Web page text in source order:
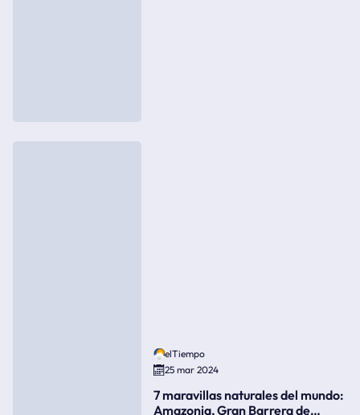
elTiempo
25 mar 2024
7 maravillas naturales del mundo:
Amazonia, Gran Barrera de